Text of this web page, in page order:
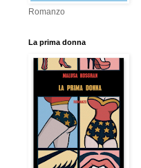
Romanzo
La prima donna